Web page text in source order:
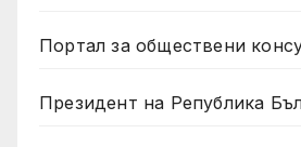
Портал за обществени
Президент на Република